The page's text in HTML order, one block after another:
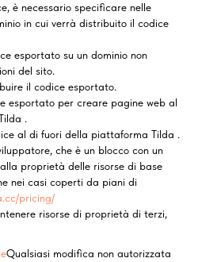
è necessario specificare nelle
in cui verrà distribuito il codice
esportato su un dominio non
del sito.
il codice esportato.
esportato per creare pagine web al
.
al di fuori della piattaforma Tilda .
che è un blocco con un
proprietà delle risorse di base
nei casi coperti da piani di
pricing/
risorse di proprietà di terzi,
Qualsiasi modifica non autorizzata